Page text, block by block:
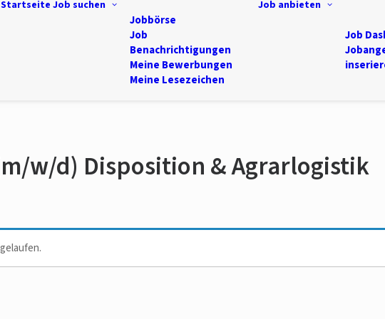
Startseite Job suchen
Jobbörse
Job
Benachrichtigungen
Meine Bewerbungen
Meine Lesezeichen
Job anbieten
Job
w/d) Disposition & Agrarlogistik